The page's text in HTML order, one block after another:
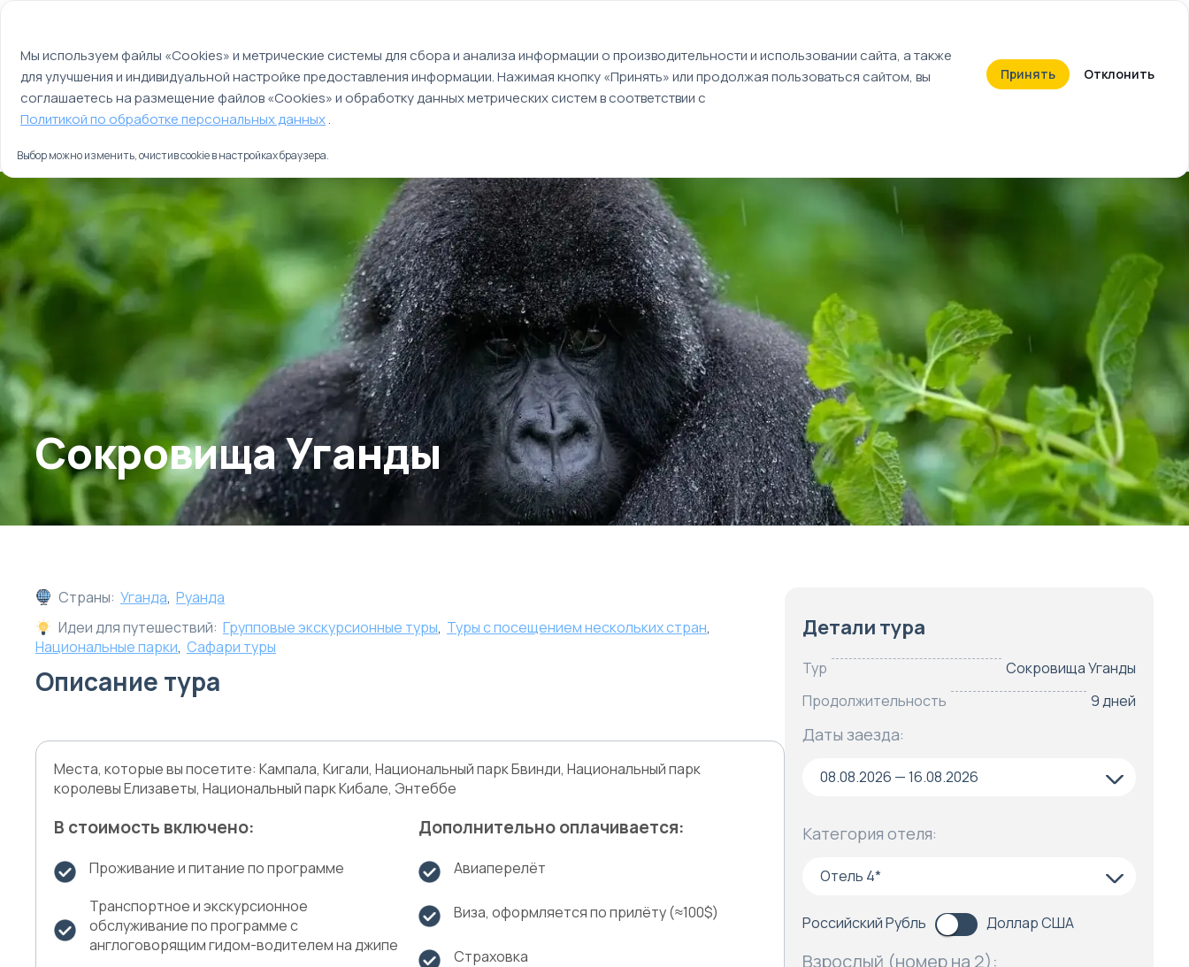
Страны Россия Туры Круизы Идеи путешествий Календарь событий Билеты
Главная
Сокровища Уганды
Сокровища Уганды
Страны: Уганда, Руанда
Идеи для путешествий: Групповые экскурсионные туры, Туры с посещением нескольких стран,
Национальные парки, Сафари туры
Описание тура
Места, которые вы посетите: Кампала, Кигали, Национальный парк Бвинди, Национальный парк
королевы Елизаветы, Национальный парк Кибале, Энтеббе
В стоимость включено:
Проживание и питание по программе
Транспортное и экскурсионное
обслуживание по программе с
англоговорящим гидом-водителем на джипе
Дополнительно оплачивается:
Авиаперелёт
Виза, оформляется по прилёту (≈100$)
Страховка
Детали тура
Тур
Сокровища Уганды
Продолжительность
9 дней
Даты заезда:
08.08.2026 — 16.08.2026
Категория отеля:
Отель 4*
Российский Рубль Доллар США
Взрослый (номер на 2):
Мы используем файлы «Cookies» и метрические системы для сбора и анализа информации о производительности и использовании сайта, а также
для улучшения и индивидуальной настройке предоставления информации. Нажимая кнопку «Принять» или продолжая пользоваться сайтом, вы
соглашаетесь на размещение файлов «Cookies» и обработку данных метрических систем в соответствии с
Политикой по обработке персональных данных.
Принять Отклонить
Выбор можно изменить, очистив cookie в настройках браузера.